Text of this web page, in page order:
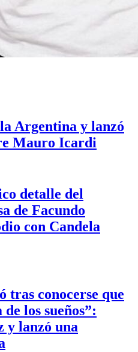
Argentina y lanzó
Mauro Icardi
detalle del
de Facundo
con Candela
conocerse que
los sueños”:
y lanzó una